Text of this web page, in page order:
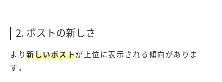
2. ポストの新しさ
より新しいポストが上位に表示される傾向がありま
す。